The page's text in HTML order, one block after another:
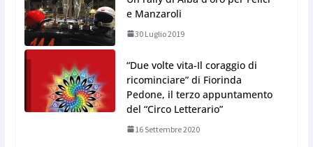
e Manzaroli
30 Luglio 2019
“Due volte vita-Il coraggio di
ricominciare” di Fiorinda
Pedone, il terzo appuntamento
del “Circo Letterario”
16 Settembre 2020